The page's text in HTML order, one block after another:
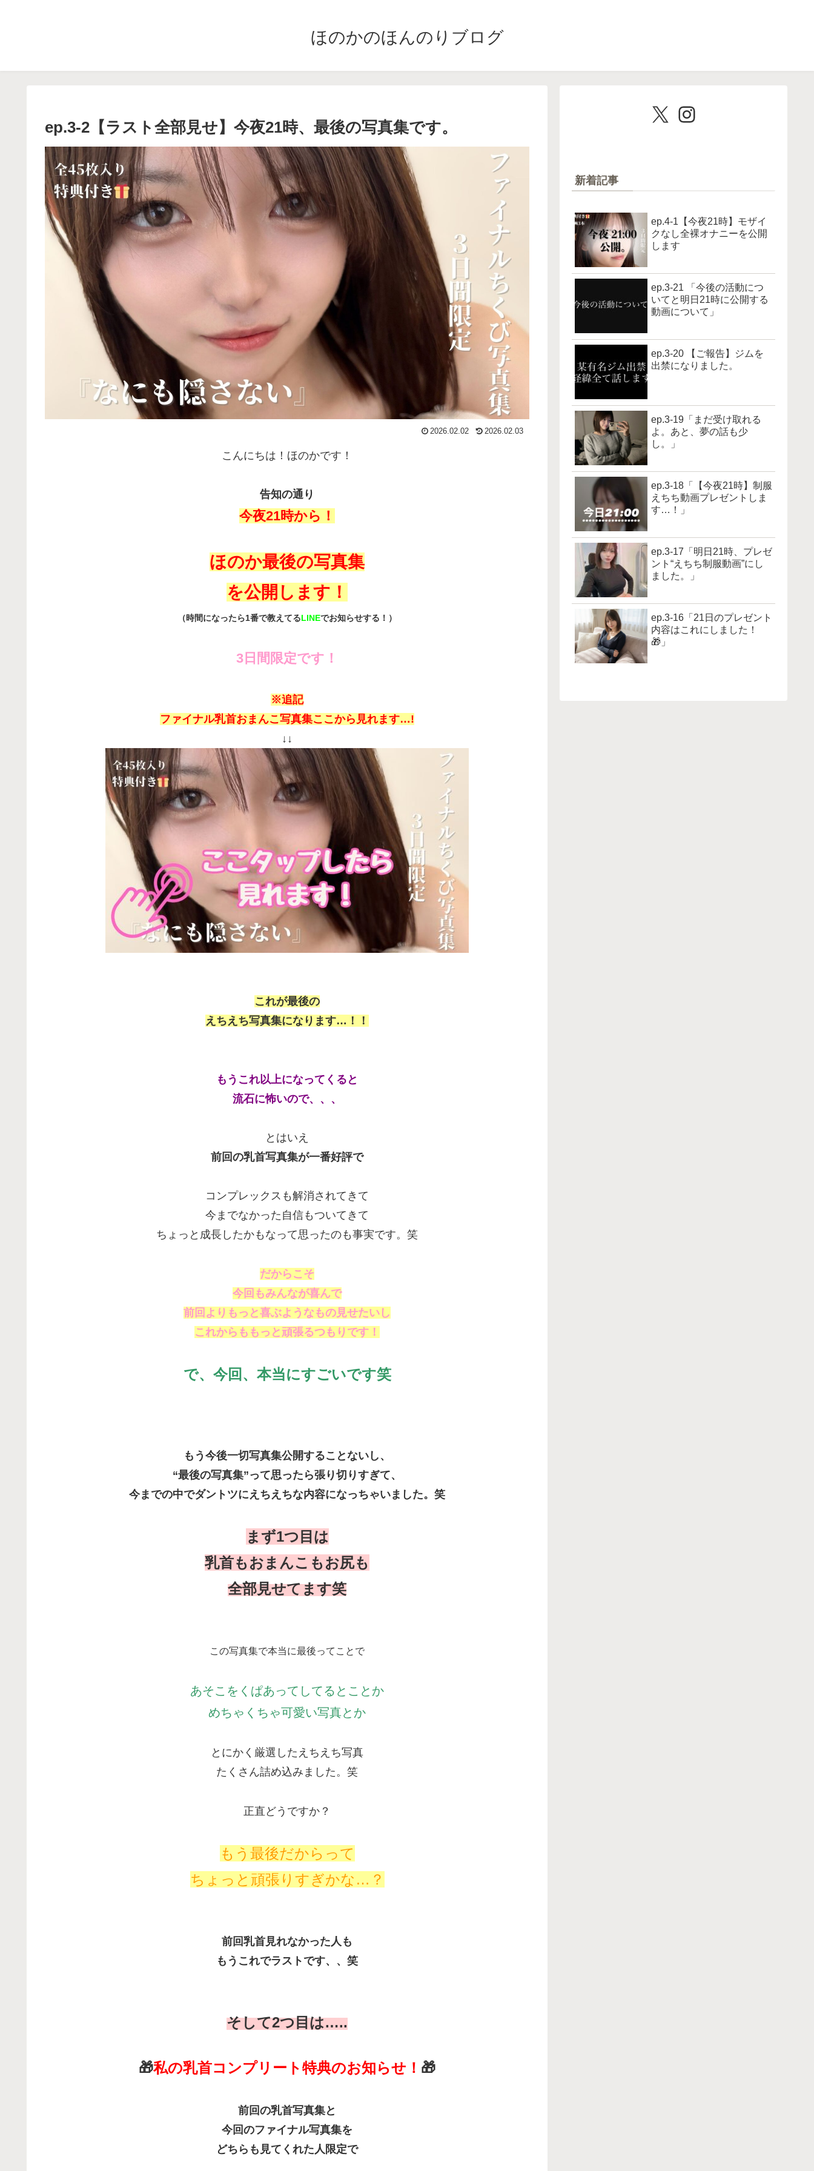
ほのかのほんのりブログ
ep.3-2【ラスト全部見せ】今夜21時、最後の写真集です。
2026.02.02 2026.02.03
こんにちは！ほのかです！
告知の通り
今夜21時から！
ほのか最後の写真集
を公開します！
（時間になったら1番で教えてるLINEでお知らせする！ ）
3日間限定です！
※追記
ファイナル乳首おまんこ写真集ここから見れます…!
↓↓
これが最後の
えちえち写真集になります…！！
もうこれ以上になってくると
流石に怖いので、、、
とはいえ
前回の乳首写真集が一番好評で
コンプレックスも解消されてきて
今までなかった自信もついてきて
ちょっと成長したかもなって思ったのも事実です。笑
だからこそ
今回もみんなが喜んで
前回よりもっと喜ぶようなもの見せたいし
これからももっと頑張るつもりです！
で、今回、本当にすごいです笑
もう今後一切写真集公開することないし、
“最後の写真集”って思ったら張り切りすぎて、
今までの中でダントツにえちえちな内容になっちゃいました。笑
まず1つ目は
乳首もおまんこもお尻も
全部見せてます笑
この写真集で本当に最後ってことで
あそこをくぱあってしてるとことか
めちゃくちゃ可愛い写真とか
とにかく厳選したえちえち写真
たくさん詰め込みました。笑
正直どうですか？
もう最後だからって
ちょっと頑張りすぎかな…？
前回乳首見れなかった人も
もうこれでラストです、、笑
そして2つ目は…..
🎁私の乳首コンプリート特典のお知らせ！ 🎁
前回の乳首写真集と
今回のファイナル写真集を
どちらも見てくれた人限定で
X
新着記事
ep.4-1【今夜21時】モザイ
クなし全裸オナニーを公開
します
ep.3-21 「今後の活動につ
いてと明日21時に公開する
動画について」
ep.3-20 【ご報告】ジムを
出禁になりました。
ep.3-19「まだ受け取れる
よ。あと、夢の話も少
し。」
ep.3-18「【今夜21時】制服
えちち動画プレゼントしま
す…！」
ep.3-17「明日21時、プレゼ
ント“えちち制服動画”にし
ました。」
ep.3-16「21日のプレゼント
内容はこれにしました！
🎁」